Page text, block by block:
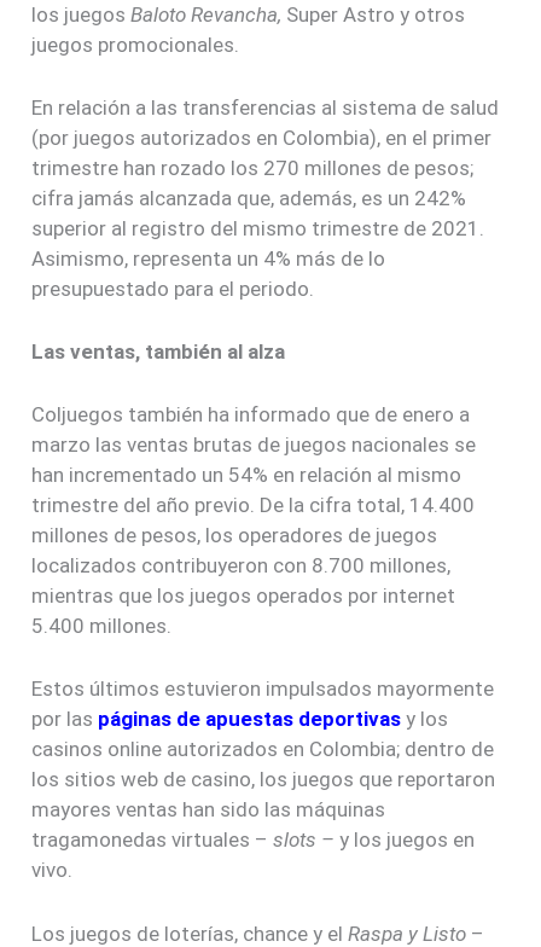
los juegosBaloto Revancha, Super Astro y otros
juegos promocionales.
En relación a las transferencias al sistema de salud
(por juegos autorizados en Colombia), en el primer
trimestre han rozado los 270 millones de pesos;
cifra jamás alcanzada que, además, es un 242%
superior al registro del mismo trimestre de 2021.
Asimismo, representa un 4% más de lo
presupuestado para el periodo.
Las ventas, también al alza
Coljuegos también ha informado que de enero a
marzo las ventas brutas de juegos nacionales se
han incrementado un 54% en relación al mismo
trimestre del año previo. De la cifra total, 14.400
millones de pesos, los operadores de juegos
localizados contribuyeron con 8.700 millones,
mientras que los juegos operados por internet
5.400 millones.
Estos últimos estuvieron impulsados mayormente
por las páginas de apuestas deportivas y los
casinos online autorizados en Colombia; dentro de
los sitios web de casino, los juegos que reportaron
mayores ventas han sido las máquinas
tragamonedas virtuales –slots –y los juegos en
vivo.
Los juegos de loterías, chance y elRaspa y Listo –